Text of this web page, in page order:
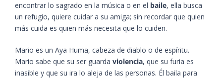
encontrar lo sagrado en la música o en el baile, ella busca
un refugio, quiere cuidar a su amiga; sin recordar que quien
más cuida es quien más necesita que lo cuiden.
Mario es un Aya Huma, cabeza de diablo o de espíritu.
Mario sabe que su ser guarda violencia, que su furia es
inasible y que su ira lo aleja de las personas. Él baila para